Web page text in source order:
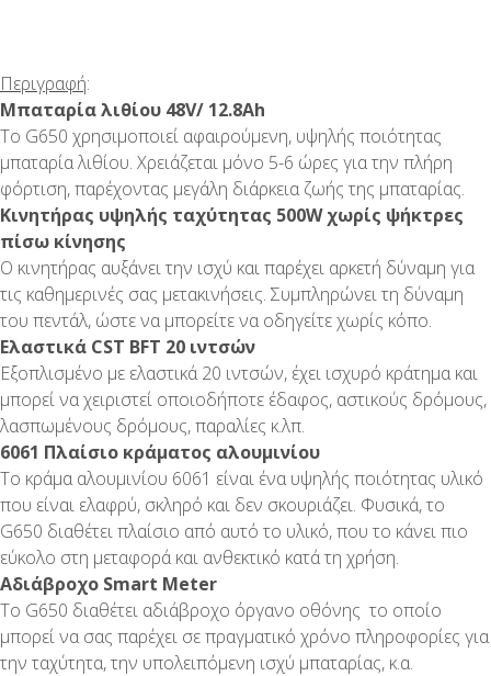
Περιγραφή:
Μπαταρία λιθίου 48V/ 12.8Ah
Το G650 χρησιμοποιεί αφαιρούμενη, υψηλής ποιότητας
μπαταρία λιθίου. Χρειάζεται μόνο 5-6 ώρες για την πλήρη
φόρτιση, παρέχοντας μεγάλη διάρκεια ζωής της μπαταρίας.
Κινητήρας υψηλής ταχύτητας 500W χωρίς ψήκτρες
πίσω κίνησης
Ο κινητήρας αυξάνει την ισχύ και παρέχει αρκετή δύναμη για
τις καθημερινές σας μετακινήσεις. Συμπληρώνει τη δύναμη
του πεντάλ, ώστε να μπορείτε να οδηγείτε χωρίς κόπο.
Ελαστικά CST BFT 20 ιντσών
Εξοπλισμένο με ελαστικά 20 ιντσών, έχει ισχυρό κράτημα και
μπορεί να χειριστεί οποιοδήποτε έδαφος, αστικούς δρόμους,
λασπωμένους δρόμους, παραλίες κ.λπ.
6061 Πλαίσιο κράματος αλουμινίου
Το κράμα αλουμινίου 6061 είναι ένα υψηλής ποιότητας υλικό
που είναι ελαφρύ, σκληρό και δεν σκουριάζει. Φυσικά, το
G650 διαθέτει πλαίσιο από αυτό το υλικό, που το κάνει πιο
εύκολο στη μεταφορά και ανθεκτικό κατά τη χρήση.
Αδιάβροχο Smart Meter
Το G650 διαθέτει αδιάβροχο όργανο οθόνης το οποίο
μπορεί να σας παρέχει σε πραγματικό χρόνο πληροφορίες για
την ταχύτητα, την υπολειπόμενη ισχύ μπαταρίας, κ.α.